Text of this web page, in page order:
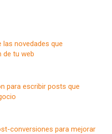
las novedades que
de tu web
para escribir posts que
conversiones para mejorar